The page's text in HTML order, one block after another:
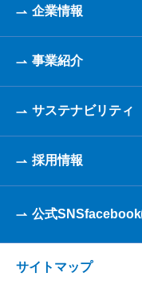
企業情報
事業紹介
サステナビリティ
採用情報
公式SNSfacebook
サイトマップ